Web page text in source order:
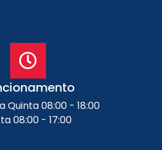
Quinta 08:00 - 18:00
08:00 - 17:00